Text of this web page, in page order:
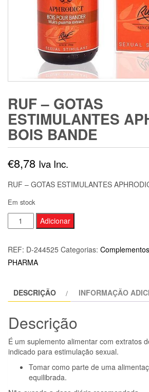
RUF – GOTAS
ESTIMULANTES
BOIS BANDE
€8,78 Iva Inc.
RUF – GOTAS ESTIMULANTES
Em stock
Quantidade
de
RUF
-
APHRODICT
BANDE
Adicionar
REF: D-244525 Categorias:
PHARMA
DESCRIÇÃO INFORMAÇÃO
Descrição
É um suplemento alimentar com extratos
indicado para estimulação sexual.
Tomar como parte de uma
equilibrada.